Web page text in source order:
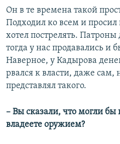
Он в те времена такой
Подходил ко всем и просил
хотел пострелять. Патроны
тогда у нас продавались и
Наверное, у Кадырова
рвался к власти, даже сам,
представлял такого.
– Вы сказали, что могли
владеете оружием?